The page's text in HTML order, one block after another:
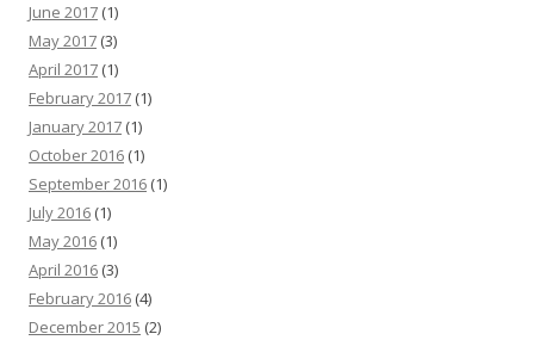
June 2017 (1)
May 2017 (3)
April 2017 (1)
February 2017 (1)
January 2017 (1)
October 2016 (1)
September 2016 (1)
July 2016 (1)
May 2016 (1)
April 2016 (3)
February 2016 (4)
December 2015 (2)